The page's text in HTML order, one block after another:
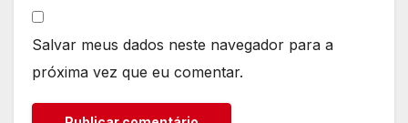
Salvar meus dados neste navegador para a
próxima vez que eu comentar.